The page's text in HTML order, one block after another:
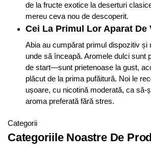
de la fructe exotice la deserturi
mereu ceva nou de descoperit.
Cei La Primul Lor Aparat De
Abia au cumpărat primul dispozitiv și
unde să înceapă. Aromele dulci sunt
de start—sunt prietenoase la gust,
plăcut de la prima pufăitură. Noi le
ușoare, cu nicotină moderată, ca să-
aroma preferată fără stres.
Categorii
Categoriile Noastre De